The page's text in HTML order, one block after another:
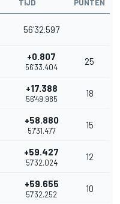
TIJD PUNTEN
56'32.597
+0.807
56'33.404
25
+17.388
56'49.985
18
+58.880
57'31.477
15
+59.427
57'32.024
12
+59.655
57'32.252
10